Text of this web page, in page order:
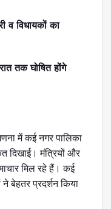
व विधायकों का
तक घोषित होंगे
में कई नगर पालिका
दिखाई। मंत्रियों और
मिल रहे हैं। कई
ने बेहतर प्रदर्शन किया